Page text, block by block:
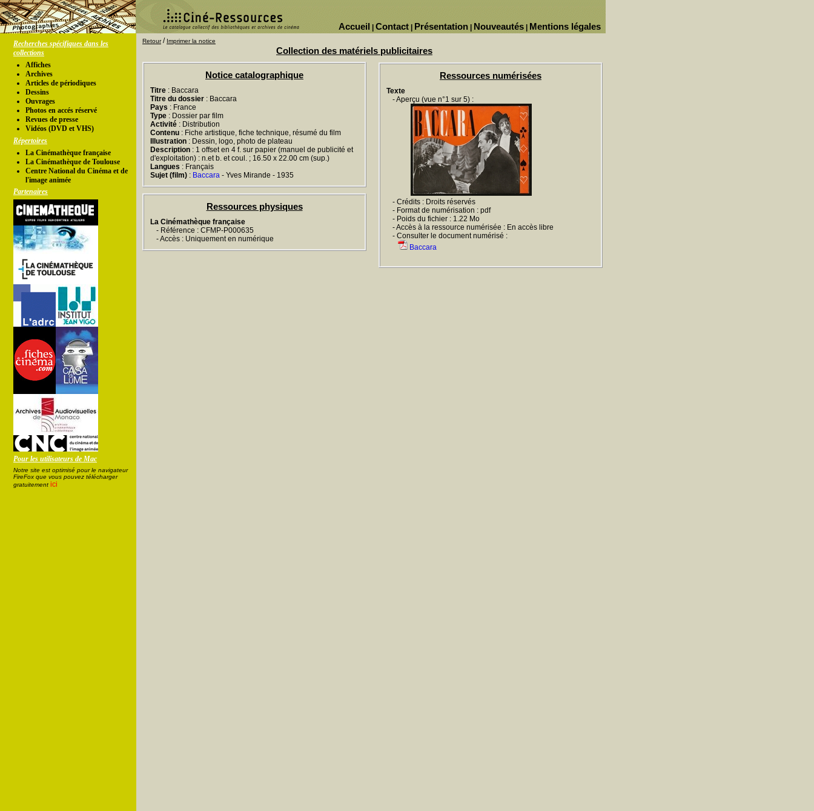
Mentions légales
Nouveautés
Présentation
Contact
Accueil
Recherches spécifiques dans les
collections
Affiches
Archives
Articles de périodiques
Dessins
Ouvrages
Photos en accés réservé
Revues de presse
Vidéos (DVD et VHS)
Répertoires
La Cinémathèque française
La Cinémathèque de Toulouse
Centre National du Cinéma et de
l'image animée
Partenaires
Pour les utilisateurs de Mac
Notre site est optimisé pour le navigateur
FireFox que vous pouvez télécharger
gratuitement ici
Retour/ Imprimer la notice
Collection des matériels publicitaires
Notice catalographique
Titre : Baccara
Titre du dossier : Baccara
Pays : France
Type : Dossier par film
Activité : Distribution
Contenu : Fiche artistique, fiche technique, résumé du film
Illustration : Dessin, logo, photo de plateau
Description : 1 offset en 4 f. sur papier (manuel de publicité et
d'exploitation) : n.et b. et coul. ; 16.50 x 22.00 cm (sup.)
Langues : Français
Sujet (film) : Baccara - Yves Mirande - 1935
Ressources physiques
La Cinémathèque française
- Référence : CFMP-P000635
- Accès : Uniquement en numérique
Ressources numérisées
Texte
- Aperçu (vue n°1 sur 5) :
- Crédits : Droits réservés
- Format de numérisation : pdf
- Poids du fichier : 1.22 Mo
- Accès à la ressource numérisée : En accès libre
- Consulter le document numérisé :
Baccara